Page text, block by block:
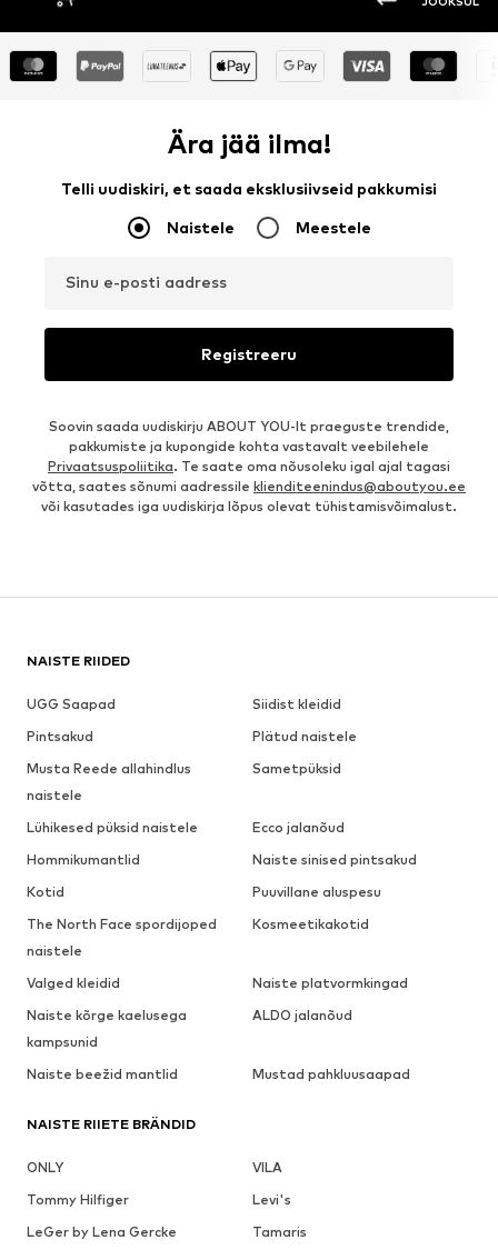
Ära jää ilma!
Telli uudiskiri, et saada eksklusiivseid pakkumisi
Naistele Meestele
Sinu e-posti aadress
Registreeru
Soovin saada uudiskirju ABOUT YOU-lt praeguste trendide,
pakkumiste ja kupongide kohta vastavalt veebilehele
Privaatsuspoliitika. Te saate oma nõusoleku igal ajal tagasi
võtta, saates sõnumi aadressile klienditeenindus@aboutyou.ee
või kasutades iga uudiskirja lõpus olevat tühistamisvõimalust.
NAISTE RIIDED
UGG Saapad
Siidist kleidid
Pintsakud
Plätud naistele
Musta Reede allahindlus
naistele
Sametpüksid
Lühikesed püksid naistele
Ecco jalanõud
Hommikumantlid
Naiste sinised pintsakud
Kotid
Puuvillane aluspesu
The North Face spordijoped
naistele
Kosmeetikakotid
Valged kleidid
Naiste platvormkingad
Naiste kõrge kaelusega
kampsunid
ALDO jalanõud
Naiste beežid mantlid Mustad pahkluusaapad
NAISTE RIIETE BRÄNDID
ONLY
VILA
Tommy Hilfiger
Levi's
LeGer by Lena Gercke
Tamaris